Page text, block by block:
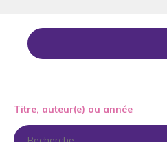
Titre, auteur(e) ou année